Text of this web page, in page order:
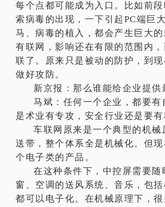
每个点都可能成为入口。比如前
索病毒的出现，一下引起PC端巨
马、病毒的植入，都会产生巨大
有联网，影响还在有限的范围内
联了。原来只是被动的防护，到
做好攻防。
新京报：那么谁能给企业提供
马斌：任何一个企业，都要有
是术业有专攻，安全行业还是要有
车联网原来是一个典型的机械
送带，整个体系全是机械化。但
个电子类的产品。
在这种条件下，中控屏需要随
窗、空调的送风系统、音乐，包括
都可以电子化。在机械原理下，